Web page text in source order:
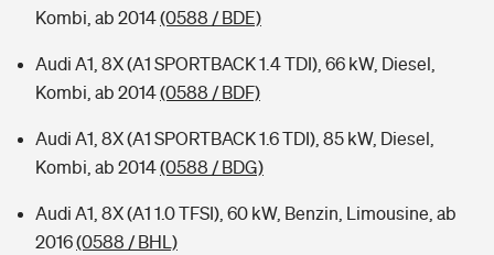
Kombi, ab 2014(0588 / BDE)
Audi A1, 8X (A1 SPORTBACK 1.4 TDI), 66 kW, Diesel,
Kombi, ab 2014(0588 / BDF)
Audi A1, 8X (A1 SPORTBACK 1.6 TDI), 85 kW, Diesel,
Kombi, ab 2014(0588 / BDG)
Audi A1, 8X (A1 1.0 TFSI), 60 kW, Benzin, Limousine, ab
2016(0588 / BHL)